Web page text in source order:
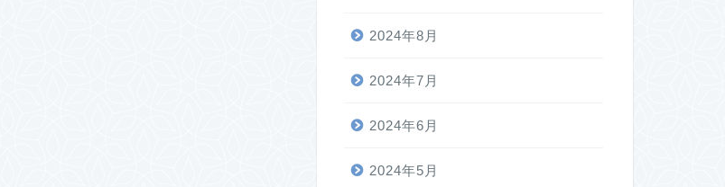
2024年8月
2024年7月
2024年6月
2024年5月